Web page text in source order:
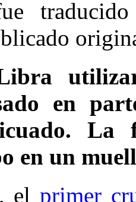
en
La
en un
el primer